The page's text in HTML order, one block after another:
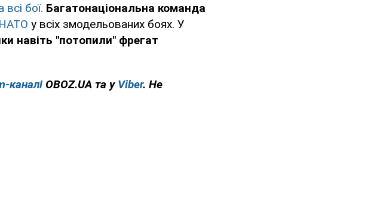
бої. Багатонаціональна команда
НАТО у всіх змодельованих боях. У
навіть "потопили" фрегат
каналі OBOZ.UA та у Viber. Не